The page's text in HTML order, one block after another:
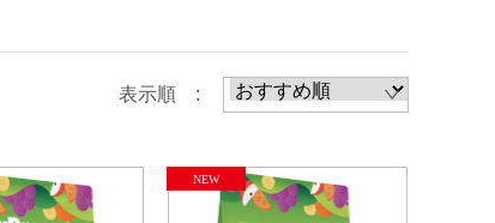
表示順 :